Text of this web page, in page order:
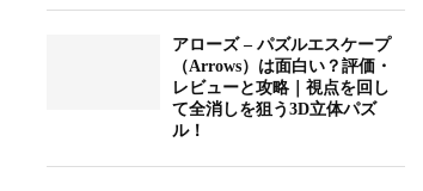
アローズ – パズルエスケープ
（Arrows）は面白い？評価・
レビューと攻略｜視点を回し
て全消しを狙う3D立体パズ
ル！